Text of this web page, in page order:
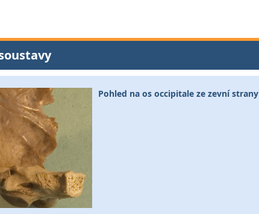
Pohled na os occipitale ze zevní strany